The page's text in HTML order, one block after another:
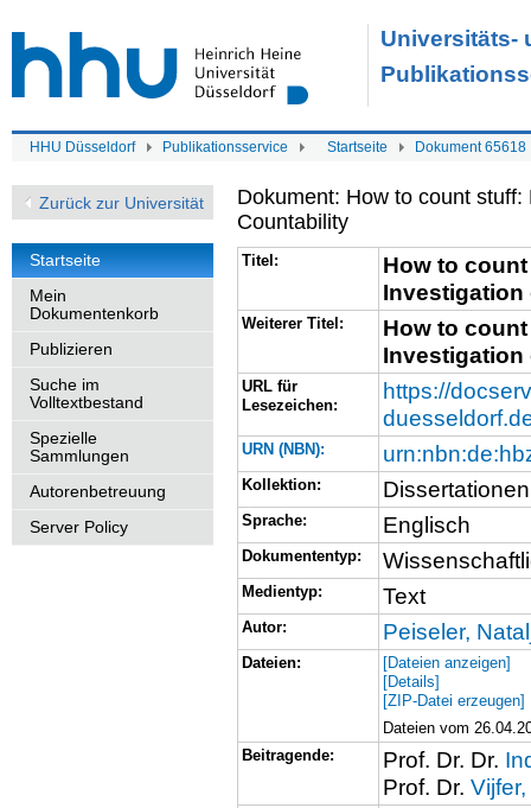
Universitäts-
HHU Düsseldorf Publikationsservice Startseite Dokument 65618
Zurück zur Universität
Startseite
Mein
Dokumentenkorb
Publizieren
Suche im
Volltextbestand
Spezielle
Sammlungen
Autorenbetreuung
Server Policy
Dokument: How to count
Countability
Titel:
How to
Investigation
Weiterer Titel:
How to
Investigation
URL für
Lesezeichen:
https://
URN (NBN):
Kollektion: Dissertationen
Sprache: Englisch
Dokumententyp:
Medientyp: Text
Autor: Peiseler,
Dateien:
[Dateien anzeigen]
[Details]
[ZIP-Datei erzeugen]
Dateien vom
Beitragende:
Prof. Dr. Dr.
Prof. Dr.